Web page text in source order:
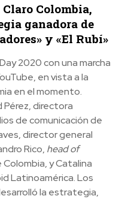
Colombia,
ganadora de
y «El Rubí»
2020 con una marcha
en vista a la
en el momento.
Pérez, directora
de comunicación de
director general
Rico, head of
y Catalina
Latinoamérica. Los
la estrategia,